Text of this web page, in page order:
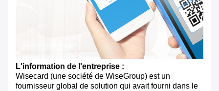
L'information de l'entreprise :
Wisecard (une société de WiseGroup) est un
fournisseur global de solution qui avait fourni dans le